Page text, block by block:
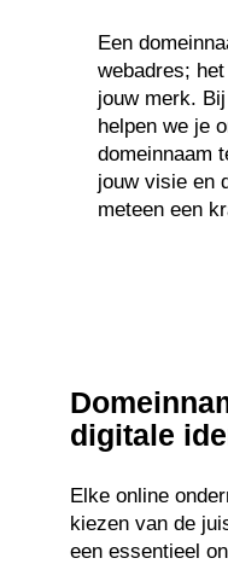
Een
webadres;
jouw merk.
helpen we je
domeinnaam
jouw visie en
meteen een
digitale
Elke online
kiezen van de
een essentieel